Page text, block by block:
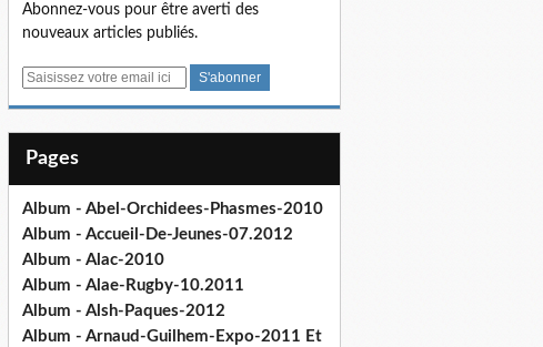
Abonnez-vous pour être averti des
nouveaux articles publiés.
E
Pages
Album - Abel-Orchidees-Phasmes-2010
Album - Accueil-De-Jeunes-07.2012
Album - Alac-2010
Album - Alae-Rugby-10.2011
Album - Alsh-Paques-2012
Album - Arnaud-Guilhem-Expo-2011 Et